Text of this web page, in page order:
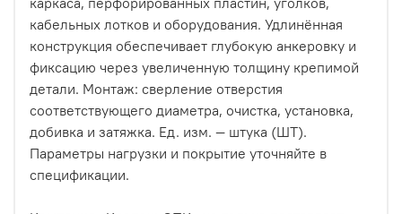
кабельных лотков и оборудования. Удлинённая
конструкция обеспечивает глубокую анкеровку и
фиксацию через увеличенную толщину крепимой
детали. Монтаж: сверление отверстия
соответствующего диаметра, очистка, установка,
добивка и затяжка. Ед. изм. — штука (ШТ).
Параметры нагрузки и покрытие уточняйте в
спецификации.